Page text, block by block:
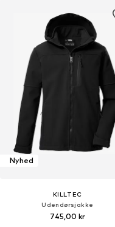
Nyhed
KILLTEC
Udendørsjakke
745,00 kr